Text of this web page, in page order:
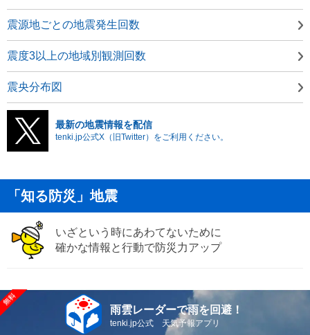
震源地ごとの地震発生回数
震度3以上の地域別観測回数
震央分布図
最新の地震情報を配信
tenki.jp公式X（旧Twitter）をご利用ください。
「知る防災」地震
いざという時にあわてないために
確かな情報と行動で防災力アップ
雨雲レーダーで雨を回避！
tenki.jp公式 天気予報アプリ